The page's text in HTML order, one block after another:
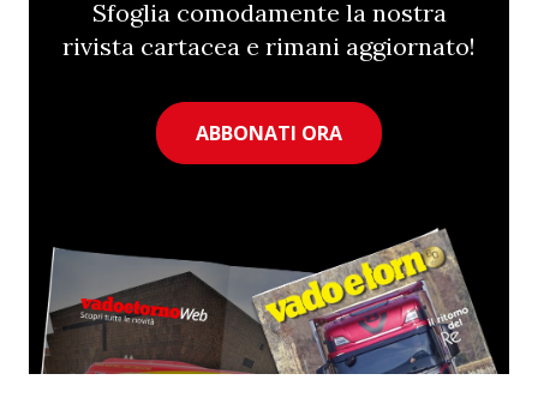
Sfoglia comodamente la nostra
rivista cartacea e rimani aggiornato!
ABBONATI ORA